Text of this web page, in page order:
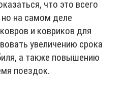
что это всего
на самом деле
и ковриков для
увеличению срока
а также повышению
поездок.